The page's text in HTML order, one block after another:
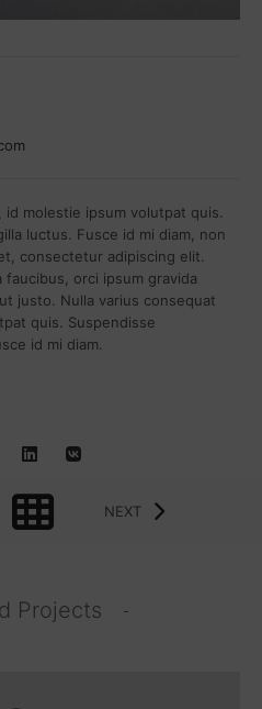
molestie ipsum volutpat quis.
luctus. Fusce id mi diam, non
consectetur adipiscing elit.
orci ipsum gravida
justo. Nulla varius consequat
quis. Suspendisse
id mi diam.
NEXT
Projects